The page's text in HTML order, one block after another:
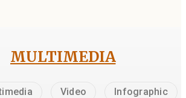
MULTIMEDIA
Video Infographic